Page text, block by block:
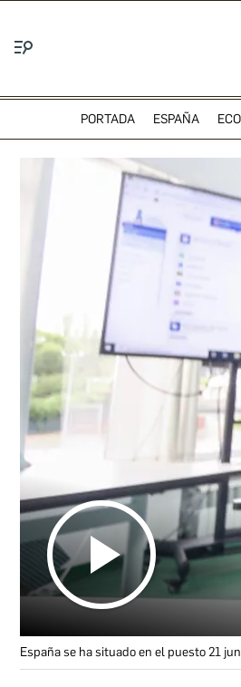
PORTADA ESPAÑA
España se ha situado en el puesto 21